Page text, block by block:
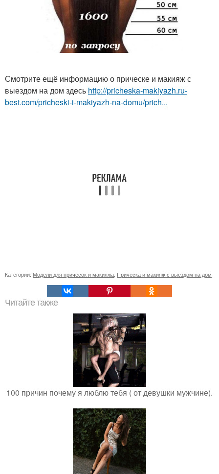
Смотрите ещё информацию о прическе и макияж с
выездом на дом здесь http://pricheska-makiyazh.ru-
best.com/pricheski-i-makiyazh-na-domu/prich...
Категории: Модели для причесок и макияжа Прическа и макияж с выездом на дом
Читайте также
100 причин почему я люблю тебя ( от девушки мужчине).